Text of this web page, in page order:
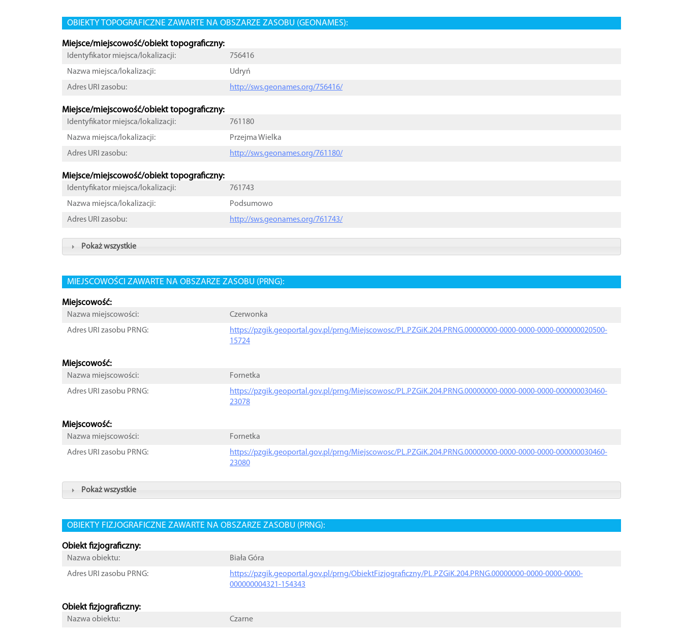
OBIEKTY TOPOGRAFICZNE ZAWARTE NA OBSZARZE ZASOBU (GEONAMES):
Miejsce/miejscowość/obiekt topograficzny:
Identyfikator miejsca/lokalizacji:
756416
Nazwa miejsca/lokalizacji:
Udryń
Adres URI zasobu:
http://sws.geonames.org/756416/
Miejsce/miejscowość/obiekt topograficzny:
Identyfikator miejsca/lokalizacji:
761180
Nazwa miejsca/lokalizacji:
Przejma Wielka
Adres URI zasobu:
http://sws.geonames.org/761180/
Miejsce/miejscowość/obiekt topograficzny:
Identyfikator miejsca/lokalizacji:
761743
Nazwa miejsca/lokalizacji:
Podsumowo
Adres URI zasobu:
http://sws.geonames.org/761743/
Pokaż wszystkie
MIEJSCOWOŚCI ZAWARTE NA OBSZARZE ZASOBU (PRNG):
Miejscowość:
Nazwa miejscowości:
Czerwonka
Adres URI zasobu PRNG:
https://pzgik.geoportal.gov.pl/prng/Miejscowosc/PL.PZGiK.204.PRNG.00000000-0000-0000-0000-000000020500-
15724
Miejscowość:
Nazwa miejscowości:
Fornetka
Adres URI zasobu PRNG:
https://pzgik.geoportal.gov.pl/prng/Miejscowosc/PL.PZGiK.204.PRNG.00000000-0000-0000-0000-000000030460-
23078
Miejscowość:
Nazwa miejscowości:
Fornetka
Adres URI zasobu PRNG:
https://pzgik.geoportal.gov.pl/prng/Miejscowosc/PL.PZGiK.204.PRNG.00000000-0000-0000-0000-000000030460-
23080
Pokaż wszystkie
OBIEKTY FIZJOGRAFICZNE ZAWARTE NA OBSZARZE ZASOBU (PRNG):
Obiekt fizjograficzny:
Nazwa obiektu:
Biała Góra
Adres URI zasobu PRNG:
https://pzgik.geoportal.gov.pl/prng/ObiektFizjograficzny/PL.PZGiK.204.PRNG.00000000-0000-0000-0000-
000000004321-154343
Obiekt fizjograficzny:
Nazwa obiektu: Czarne